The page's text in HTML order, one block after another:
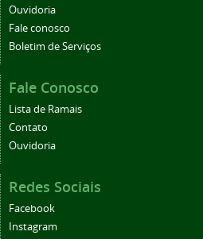
Ouvidoria
Fale conosco
Boletim de Serviços
Fale Conosco
Lista de Ramais
Contato
Ouvidoria
Redes Sociais
Facebook
Instagram